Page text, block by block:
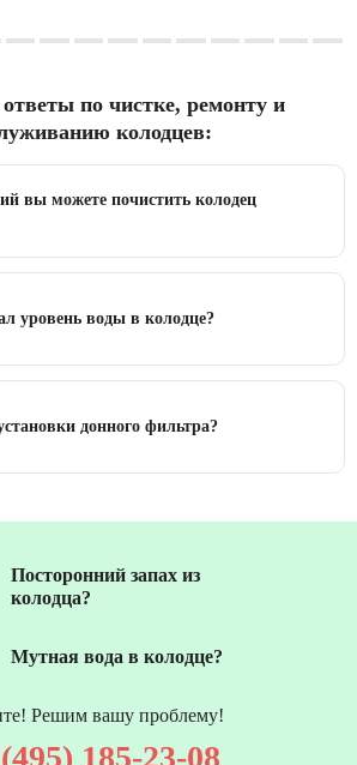
по чистке, ремонту и
колодцев:
вы можете почистить колодец
уровень воды в колодце?
донного фильтра?
Посторонний запах из
колодца?
Мутная вода в колодце?
Решим вашу проблему!